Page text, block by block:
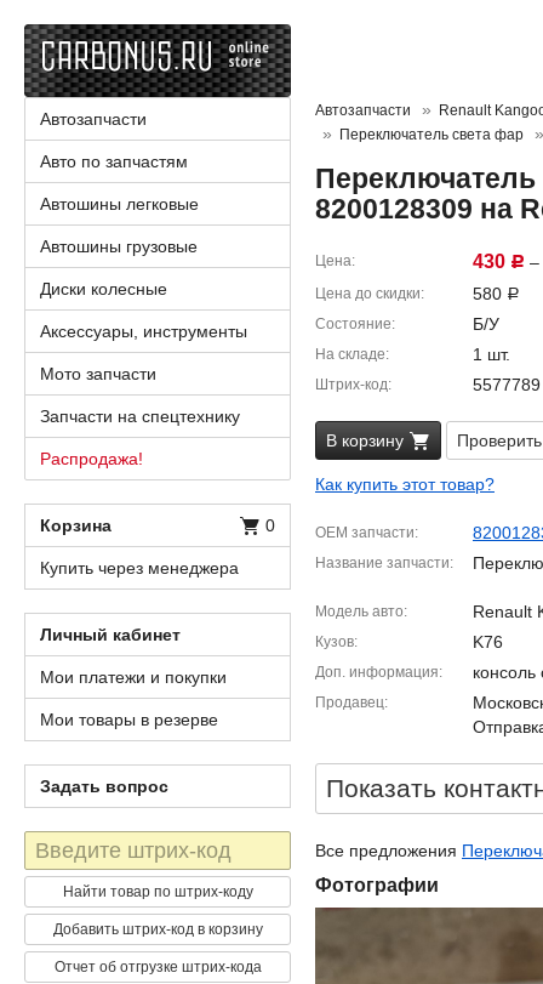
Автозапчасти
Renault
Переключатель света фар
Переключатель
8200128309 на
Цена 430 Р –
Цена до скидки 580 Р
Состояние Б/У
На складе 1 шт.
Штрих-код 5577789
В корзину
Как купить этот товар?
OEM запчасти
Название запчасти
Модель авто Renault
Кузов K76
Доп. информация
Продавец
Показать
Все предложения
Фотографии
Автозапчасти
Авто по запчастям
Автошины легковые
Автошины грузовые
Диски колесные
Аксессуары, инструменты
Мото запчасти
Запчасти на спецтехнику
Распродажа!
Корзина 0
Купить через менеджера
Личный кабинет
Мои платежи и покупки
Мои товары в резерве
Задать вопрос
Штрих-
код
Найти товар по штрих-коду
Добавить штрих-код в корзину
Отчет об отгрузке штрих-кода